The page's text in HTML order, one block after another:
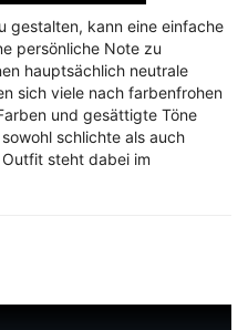
gestalten, kann eine einfache
persönliche Note zu
hauptsächlich neutrale
sich viele nach farbenfrohen
und gesättigte Töne
schlichte als auch
steht dabei im